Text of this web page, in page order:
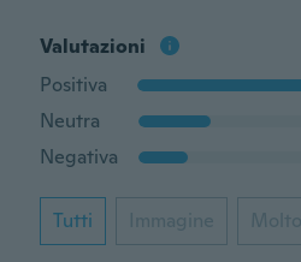
Valutazioni
Positiva
Neutra
Negativa
Tutti Immagine Molto